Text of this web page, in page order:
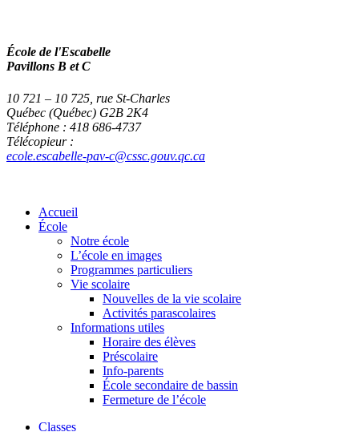
École de l'Escabelle
Pavillons B et C
10 721 – 10 725, rue St-Charles
Québec (Québec) G2B 2K4
Téléphone : 418 686-4737
Télécopieur :
ecole.escabelle-pav-c@cssc.gouv.qc.ca
Accueil
École
Notre école
L’école en images
Programmes particuliers
Vie scolaire
Nouvelles de la vie scolaire
Activités parascolaires
Informations utiles
Horaire des élèves
Préscolaire
Info-parents
École secondaire de bassin
Fermeture de l’école
Classes